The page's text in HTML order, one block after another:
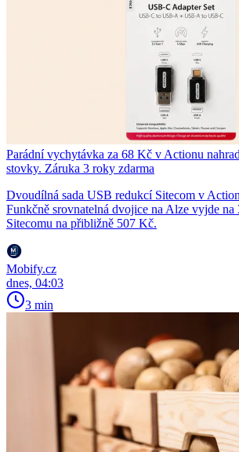
Parádní vychytávka za 68 Kč v Actionu
stovky. Záruka 3 roky zdarma
Dvoudílná sada USB redukcí Sitecom v
Funkčně srovnatelná dvojice na Alze vyjde
Sitecomu na přibližně 507 Kč.
Mobify.cz
dnes, 04:03
3 min